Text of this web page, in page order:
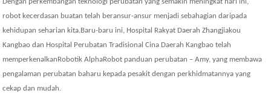
robot kecerdasan buatan telah beransur-ansur menjadi sebahagian daripada
kehidupan seharian kita.Baru-baru ini, Hospital Rakyat Daerah Zhangjiakou
Kangbao dan Hospital Perubatan Tradisional Cina Daerah Kangbao telah
memperkenalkanRobotik AlphaRobot panduan perubatan – Amy, yang membawa
pengalaman perubatan baharu kepada pesakit dengan perkhidmatannya yang
cekap dan mudah.